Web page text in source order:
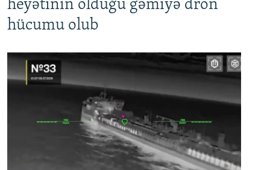
heyətinin olduğu gəmiyə dron
hücumu olub